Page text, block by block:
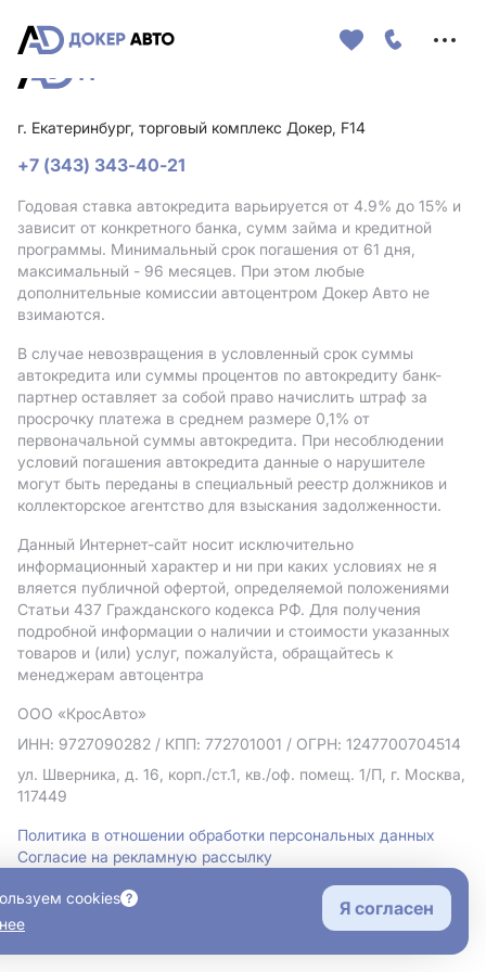
г. Екатеринбург, торговый комплекс Докер, F14
+7 (343) 343-40-21
Годовая ставка автокредита варьируется от 4.9% до 15% и
зависит от конкретного банка, сумм займа и кредитной
программы. Минимальный срок погашения от 61 дня,
максимальный - 96 месяцев. При этом любые
дополнительные комиссии автоцентром Докер Авто не
взимаются.
В случае невозвращения в условленный срок суммы
автокредита или суммы процентов по автокредиту банк-
партнер оставляет за собой право начислить штраф за
просрочку платежа в среднем размере 0,1% от
первоначальной суммы автокредита. При несоблюдении
условий погашения автокредита данные о нарушителе
могут быть переданы в специальный реестр должников и
коллекторское агентство для взыскания задолженности.
Данный Интернет-сайт носит исключительно
информационный характер и ни при каких условиях не я
вляется публичной офертой, определяемой положениями
Статьи 437 Гражданского кодекса РФ. Для получения
подробной информации о наличии и стоимости указанных
товаров и (или) услуг, пожалуйста, обращайтесь к
менеджерам автоцентра
ООО «КросАвто»
ИНН: 9727090282 / КПП: 772701001 / ОГРН: 1247700704514
ул. Шверника, д. 16, корп./ст.1, кв./оф. помещ. 1/П, г. Москва,
117449
Политика в отношении обработки персональных данных
Согласие на рекламную рассылку
cookies
Я согласен